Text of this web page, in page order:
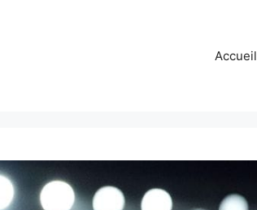
Accueil